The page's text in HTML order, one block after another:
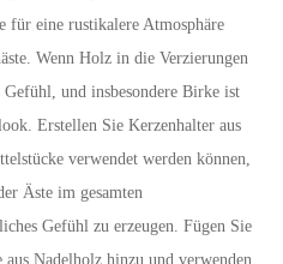
für eine rustikalere Atmosphäre
Wenn Holz in die Verzierungen
und insbesondere Birke ist
Erstellen Sie Kerzenhalter aus
verwendet werden können,
Äste im gesamten
Gefühl zu erzeugen. Fügen Sie
Nadelholz hinzu und verwenden